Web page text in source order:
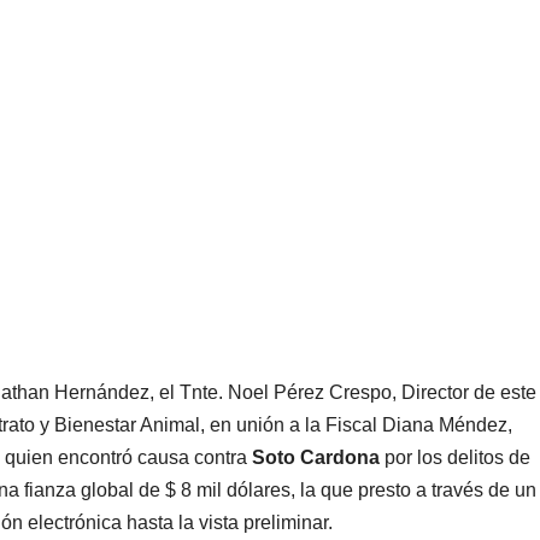
Hernández, el Tnte. Noel Pérez Crespo, Director de este
y Bienestar Animal, en unión a la Fiscal Diana Méndez,
encontró causa contra Soto Cardona por los delitos de
fianza global de $ 8 mil dólares, la que presto a través de un
electrónica hasta la vista preliminar.